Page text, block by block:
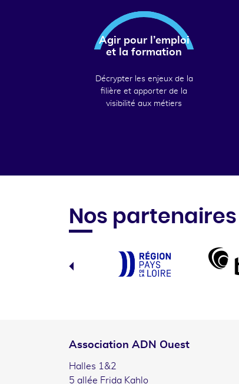
Agir pour l’emploi
et la formation
Décrypter les enjeux de la
filière et apporter de la
visibilité aux métiers
Nos partenaires
Association ADN Ouest
Halles 1&2
5 allée Frida Kahlo